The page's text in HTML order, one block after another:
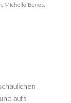
, Michelle Benes,
aufs